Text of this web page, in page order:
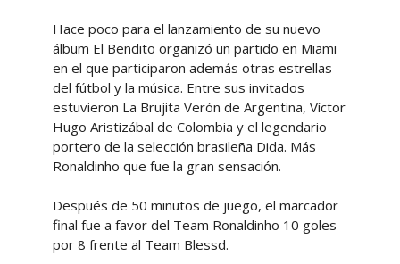
Hace poco para el lanzamiento de su nuevo
álbum El Bendito organizó un partido en Miami
en el que participaron además otras estrellas
del fútbol y la música. Entre sus invitados
estuvieron La Brujita Verón de Argentina, Víctor
Hugo Aristizábal de Colombia y el legendario
portero de la selección brasileña Dida. Más
Ronaldinho que fue la gran sensación.
Después de 50 minutos de juego, el marcador
final fue a favor del Team Ronaldinho 10 goles
por 8 frente al Team Blessd.